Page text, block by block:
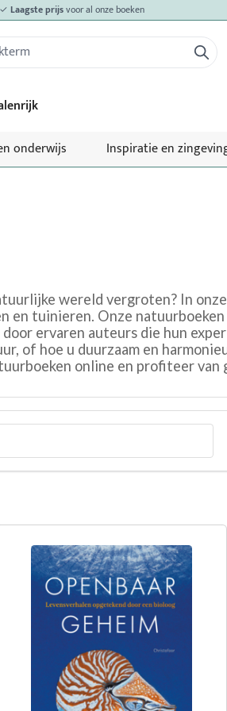
✓ Laagste prijsvoor al onze boeken
onderwijs Inspiratie en
wereld vergroten? In
en tuinieren. Onze
ervaren auteurs die hun
of hoe u duurzaam en
online en profiteer